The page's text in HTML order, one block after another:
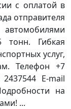
с оплатой в
отправителя
тонн. Гибкая
услуг,
Телефон +7
E-mail
на
...